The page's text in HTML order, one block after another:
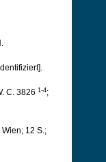
C. 3826 1-4;
12 S.;